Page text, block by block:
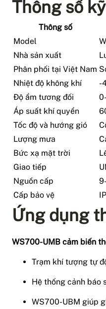
Thông số
Thông số
Model
Nhà sản xuất
Phân phối tại Việt Nam
Nhiệt độ không khí
-
Độ ẩm tương đối
Áp suất khí quyển
Tốc độ và hướng gió
Lượng mưa
Bức xạ mặt trời
Giao tiếp
Nguồn cấp
Cấp bảo vệ
Ứng dụng
WS700-UMB cảm biến
Trạm khí tượng tự
Hệ thống cảnh báo
WS700-UBM giúp